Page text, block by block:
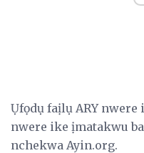
Ụfọdụ faịlụ ARY
nwere ike ịmatakwu
nchekwa Ayin.org.